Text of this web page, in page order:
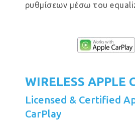
ρυθμίσεων μέσω του
WIRELESS APPLE
Licensed & Certified
CarPlay